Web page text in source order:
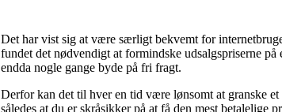
Det har vist sig at være særligt bekvemt for
fundet det nødvendigt at formindske udsalgspriserne
endda nogle gange byde på fri fragt.
Derfor kan det til hver en tid være lønsomt at granske
således at du er skråsikker på at få den mest betalelige